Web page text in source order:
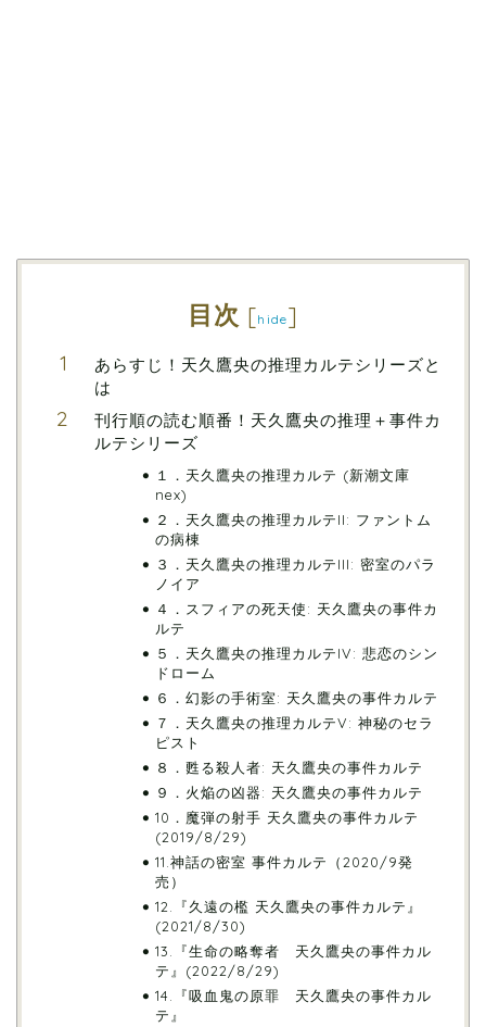
目次 [hide]
あらすじ！天久鷹央の推理カルテシリーズと
は
刊行順の読む順番！天久鷹央の推理＋事件カ
ルテシリーズ
１．天久鷹央の推理カルテ (新潮文庫
nex)
２．天久鷹央の推理カルテII: ファントム
の病棟
３．天久鷹央の推理カルテIII: 密室のパラ
ノイア
４．スフィアの死天使: 天久鷹央の事件カ
ルテ
５．天久鷹央の推理カルテIV: 悲恋のシン
ドローム
６．幻影の手術室: 天久鷹央の事件カルテ
７．天久鷹央の推理カルテV: 神秘のセラ
ピスト
８．甦る殺人者: 天久鷹央の事件カルテ
９．火焔の凶器: 天久鷹央の事件カルテ
10．魔弾の射手 天久鷹央の事件カルテ
(2019/8/29)
11.神話の密室 事件カルテ（2020/9発
売）
12.『久遠の檻 天久鷹央の事件カルテ』
(2021/8/30)
13.『生命の略奪者 天久鷹央の事件カル
テ』(2022/8/29)
14.『吸血鬼の原罪 天久鷹央の事件カル
テ』